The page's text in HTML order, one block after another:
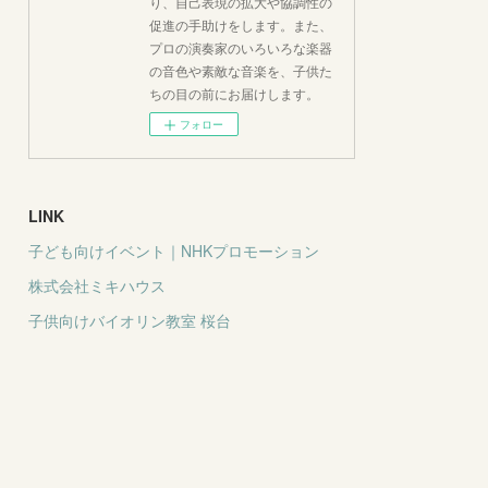
促進の手助けをします。また、
プロの演奏家のいろいろな楽器
の音色や素敵な音楽を、子供た
ちの目の前にお届けします。
フォロー
LINK
子ども向けイベント｜NHKプロモーション
株式会社ミキハウス
子供向けバイオリン教室 桜台